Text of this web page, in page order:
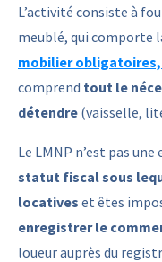
L’activité consiste à
meublé, qui comporte
mobilier
comprend tout le
détendre (vaisselle,
Le LMNP n’est pas
statut fiscal sous
locatives et êtes
enregistrer le
loueur auprès du